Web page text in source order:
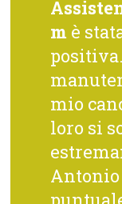
m è
mio
loro si